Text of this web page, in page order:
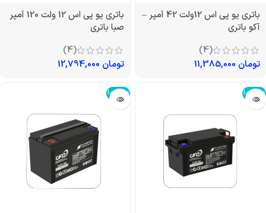
باتری یو پی اس 12ولت 42 آمپر –
آکو باتری
(4)
تومان
باتری یو پی اس 12 ولت 120 آمپر
صبا باتری
(4)
تومان
تمام شد! تمام شد!